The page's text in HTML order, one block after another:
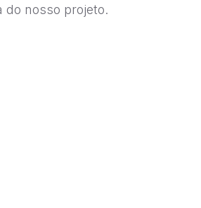
do nosso projeto.